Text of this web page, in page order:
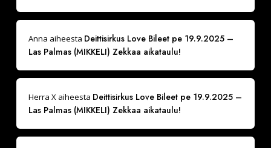
Anna aiheesta Deittisirkus Love Bileet pe 19.9.2025 –
Las Palmas (MIKKELI) Zekkaa aikataulu!
Herra X aiheesta Deittisirkus Love Bileet pe 19.9.2025 –
Las Palmas (MIKKELI) Zekkaa aikataulu!